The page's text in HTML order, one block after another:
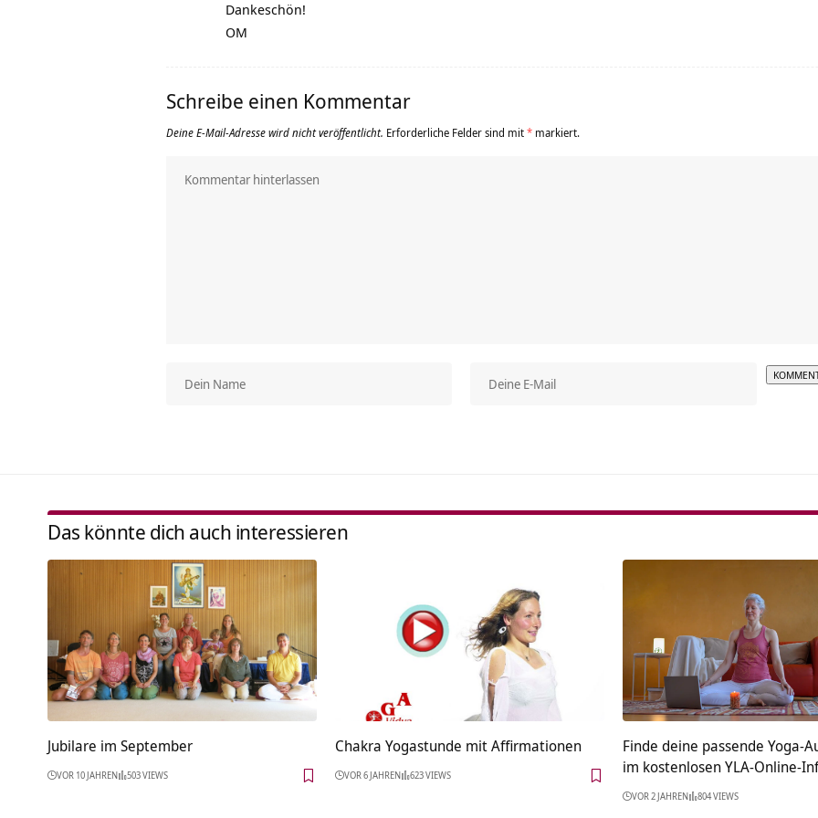
Dankeschön!
OM
Schreibe einen Kommentar
Deine E-Mail-Adresse wird nicht veröffentlicht. Erforderliche Felder sind mit* markiert.
Das könnte dich auch interessieren
Jubilare im September
VOR 10 JAHREN 503 VIEWS
Chakra Yogastunde mit Affirmationen
VOR 6 JAHREN 623 VIEWS
Finde deine passende Yoga-
im kostenlosen YLA-Online-
VOR 2 JAHREN 804 VIEWS